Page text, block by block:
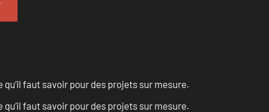
faut savoir pour des projets sur mesure.
faut savoir pour des projets sur mesure.